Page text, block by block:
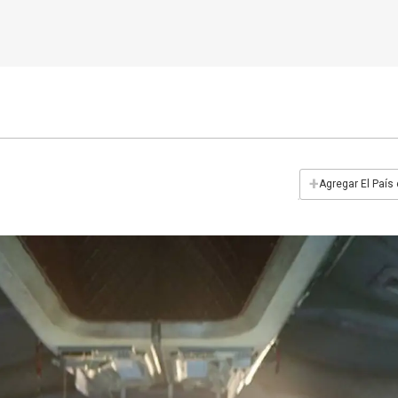
+Agregar El País